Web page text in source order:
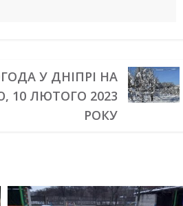
У ДНІПРІ НА
10 ЛЮТОГО 2023
РОКУ